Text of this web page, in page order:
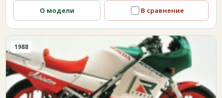
О модели В сравнение
1988